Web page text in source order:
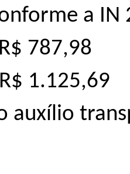
a IN
787,98
1.125,69
auxílio